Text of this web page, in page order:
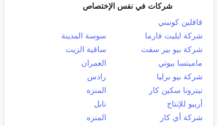
شركات في نفس الإختصاص
قاقلين كونبني
شركة ايليت فارما
سوسة المدينة
شركة بيو بير سفت
ساقية الزيت
ماميتسا بيوتي
العمران
شركة بيو برليا
رادس
نيترونا سكين كار
المنزه
أربيو للإنتاج
نابل
شركة أي كار
المنزه